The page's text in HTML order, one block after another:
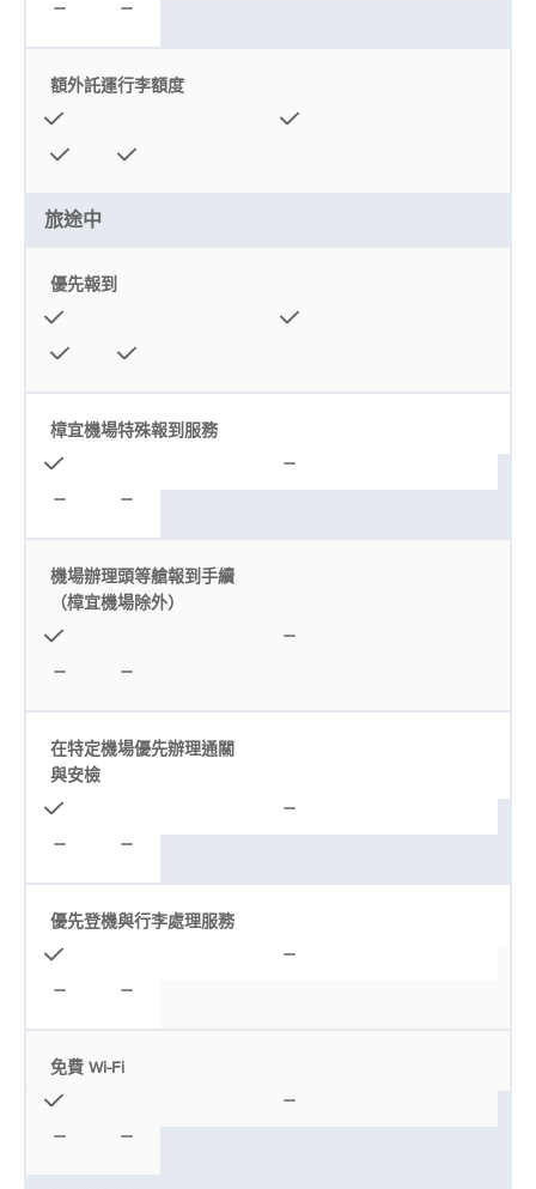
額外託運行李額度
旅途中
優先報到
樟宜機場特殊報到服務
機場辦理頭等艙報到手續
（樟宜機場除外）
在特定機場優先辦理通關
與安檢
優先登機與行李處理服務
免費 Wi-Fi